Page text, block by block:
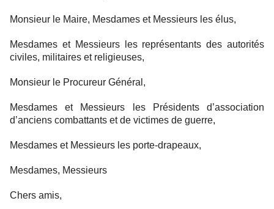
Monsieur le Maire, Mesdames et Messieurs les élus,
Mesdames et Messieurs les représentants des autorités
civiles, militaires et religieuses,
Monsieur le Procureur Général,
Mesdames et Messieurs les Présidents d’association
d’anciens combattants et de victimes de guerre,
Mesdames et Messieurs les porte-drapeaux,
Mesdames, Messieurs
Chers amis,